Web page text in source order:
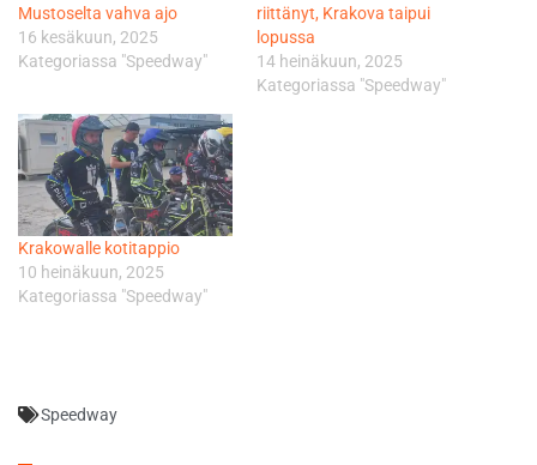
Mustoselta vahva ajo
16 kesäkuun, 2025
Kategoriassa "Speedway"
riittänyt, Krakova taipui
lopussa
14 heinäkuun, 2025
Kategoriassa "Speedway"
Krakowalle kotitappio
10 heinäkuun, 2025
Kategoriassa "Speedway"
Speedway